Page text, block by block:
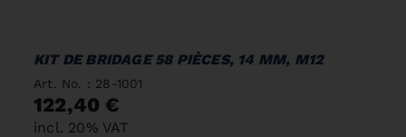
KIT DE BRIDAGE 58 PIÈCES, 14 MM, M12
Art. No. : 28-1001
122,40 €
incl. 20% VAT